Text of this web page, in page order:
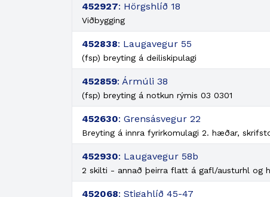
452927: Hörgshlíð 18
Viðbygging
452838: Laugavegur 55
(fsp) breyting á deiliskipulagi
452859: Ármúli 38
(fsp) breyting á notkun rýmis 03 0301
452630: Grensásvegur 22
Breyting á innra fyrirkomulagi 2. hæðar,
452930: Laugavegur 58b
2 skilti - annað þeirra flatt á gafl/austurhl og
452068: Stigahlíð 45-47